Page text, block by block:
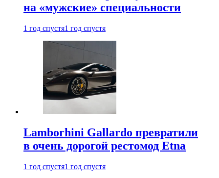
на «мужские» специальности
1 год спустя1 год спустя
Lamborhini Gallardo превратили
в очень дорогой рестомод Etna
1 год спустя1 год спустя